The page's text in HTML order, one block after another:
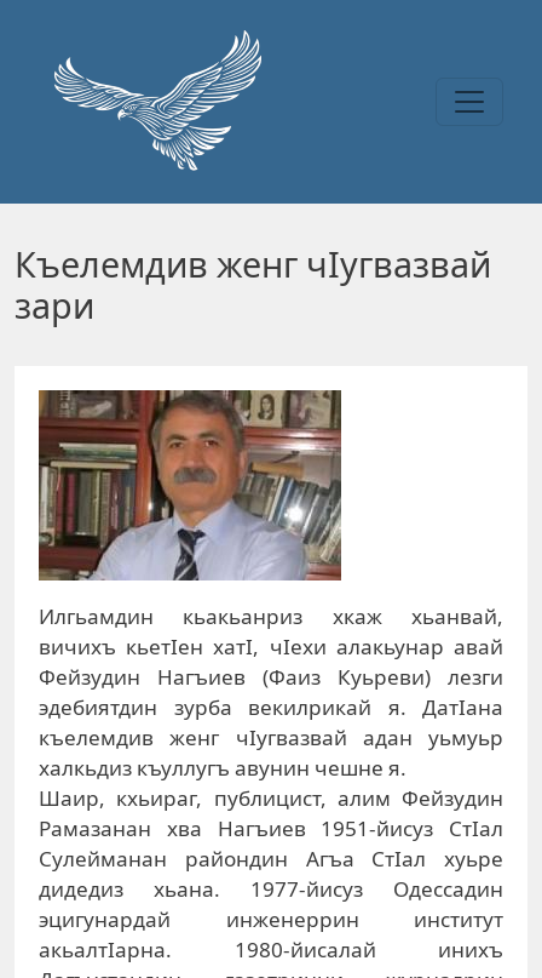
Къелемдив женг чIугвазвай
зари
Илгьамдин кьакьанриз хкаж хьанвай,
вичихъ кьетIен хатI, чIехи алакьунар авай
Фейзудин Нагъиев (Фаиз Куьреви) лезги
эдебиятдин зурба векилрикай я. ДатIана
къелемдив женг чIугвазвай адан уьмуьр
халкьдиз къуллугъ авунин чешне я.
Шаир, кхьираг, публицист, алим Фейзудин
Рамазанан хва Нагъиев 1951-йисуз СтIал
Сулейманан райондин Агъа СтIал хуьре
диде­диз хьана. 1977-йисуз Одессадин
эцигунардай ин­же­нер­рин институт
акьалтIарна. 1980-йисалай инихъ